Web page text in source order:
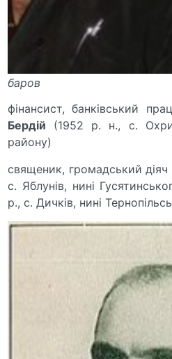
баров
фінансист, банківський
Бердій (1952 р. н., с.
району)
священик, громадський діяч
с. Яблунів, нині
р., с. Дичків, нині